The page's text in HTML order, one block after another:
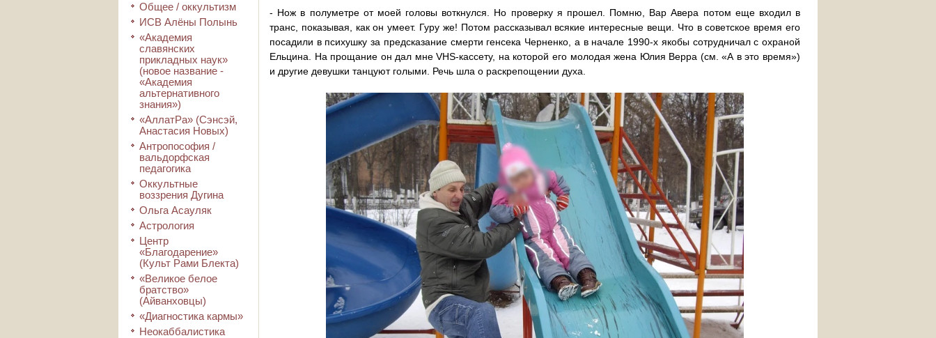
Общее / оккультизм
ИСВ Алёны Полынь
«Академия
славянских
прикладных наук»
(новое название -
«Академия
альтернативного
знания»)
«АллатРа» (Сэнсэй,
Анастасия Новых)
Антропософия /
вальдорфская
педагогика
Оккультные
воззрения Дугина
Ольга Асауляк
Астрология
Центр
«Благодарение»
(Культ Рами Блекта)
«Великое белое
братство»
(Айванховцы)
«Диагностика кармы»
Неокаббалистика
- Нож в полуметре от моей головы воткнулся. Но проверку я прошел. Помню, Вар Авера потом еще входил в
транс, показывая, как он умеет. Гуру же! Потом рассказывал всякие интересные вещи. Что в советское время его
посадили в психушку за предсказание смерти генсека Черненко, а в начале 1990-х якобы сотрудничал с охраной
Ельцина. На прощание он дал мне VHS-кассету, на которой его молодая жена Юлия Верра (см. «А в это время»)
и другие девушки танцуют голыми. Речь шла о раскрепощении духа.